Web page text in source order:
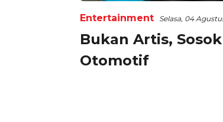
Entertainment Selasa, 04
Bukan Artis,
Otomotif